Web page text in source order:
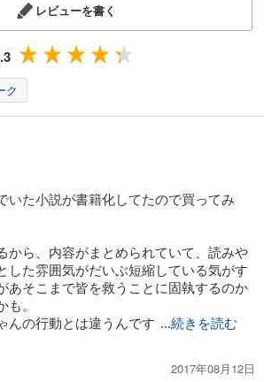
レビューを書く
ク
いた小説が書籍化してたので買ってみ
から、内容がまとめられていて、読みや
した雰囲気がだいぶ短縮している気がす
あそこまで皆を救うことに固執するのか
。
んの行動とは違うんです ...続きを読む
2017年08月12日